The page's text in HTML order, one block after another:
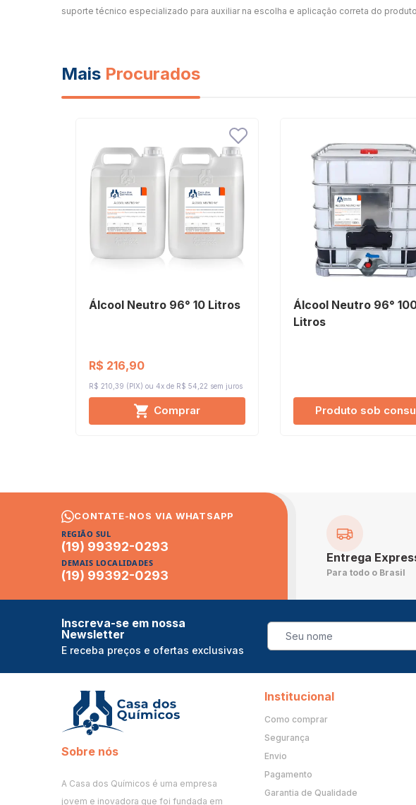
suporte técnico especializado para auxiliar na escolha e aplicação correta do
Mais Procurados
Álcool Neutro 96° 10 Litros
R$ 216,90
R$ 210,39 (PIX) 4x de R$ 54,22 sem juros
Comprar
Álcool Neutro 96°
Litros
Produto sob
CONTATE-NOS VIA WHATSAPP
REGIÃO SUL
(19) 99392-0293
DEMAIS LOCALIDADES
(19) 99392-0293
Entrega
Para todo o Brasil
Inscreva-se em nossa
Newsletter
E receba preços e ofertas exclusivas
Sobre nós
A Casa dos Químicos é uma empresa
jovem e inovadora que foi fundada em
Institucional
Como comprar
Segurança
Envio
Pagamento
Garantia de Qualidade